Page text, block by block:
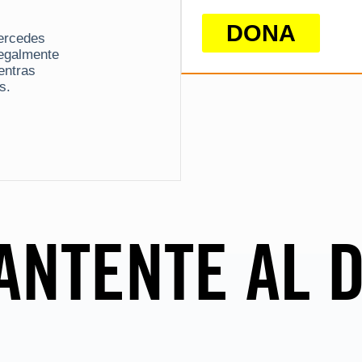
DONA
AL